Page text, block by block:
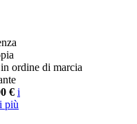
ordine di marcia
€ i
più